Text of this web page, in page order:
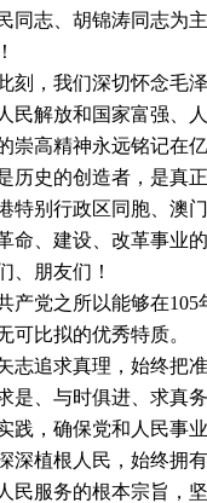
同志、胡锦涛同志为
，我们深切怀念毛泽
民解放和国家富强、
崇高精神永远铭记在
史的创造者，是真正
特别行政区同胞、澳
命、建设、改革事业
朋友们！
党之所以能够在105
可比拟的优秀特质。
求真理，始终把准前
是、与时俱进、求真
践，确保党和人民事
根人民，始终拥有坚
民服务的根本宗旨，